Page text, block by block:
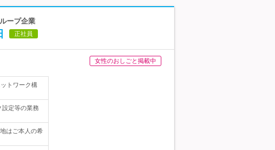
ープ企業
正社員
女性のおしごと掲載中
トワーク構
設定等の業務
はご本人の希